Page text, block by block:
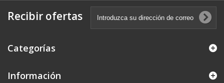
Recibir ofertas
Categorías
Información